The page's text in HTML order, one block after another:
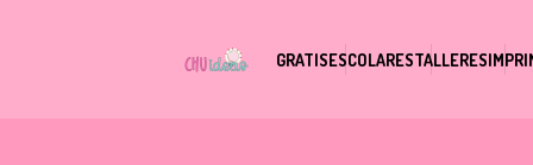
GRATISESCOLARESTALLERES